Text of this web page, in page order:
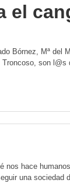
el
Bórnez, Mª del
son
nos hace
una sociedad